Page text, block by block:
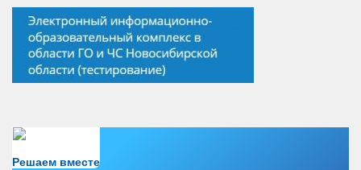
Решаем вместе